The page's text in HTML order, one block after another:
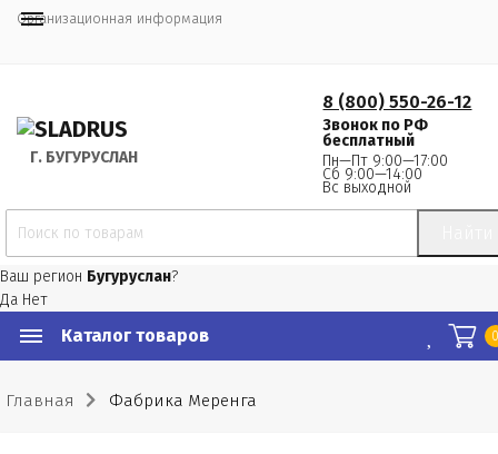
Организационная информация
Г. БУГУРУСЛАН
8 (800) 550-26-12
Звонок по РФ
бесплатный
Пн—Пт 9:00—17:00
Сб 9:00—14:00
Вс выходной
Ваш регион Бугуруслан?
Да Нет
Каталог товаров
Главная Фабрика Меренга